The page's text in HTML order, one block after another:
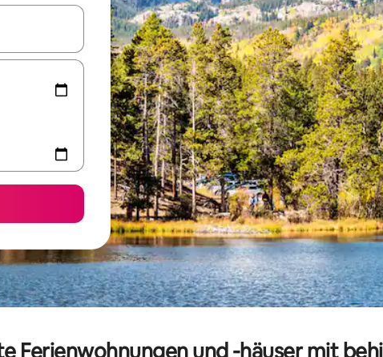
mit den Pfeiltasten nach oben und unten oder erkunde die
Ferienwohnungen und -häuser mit